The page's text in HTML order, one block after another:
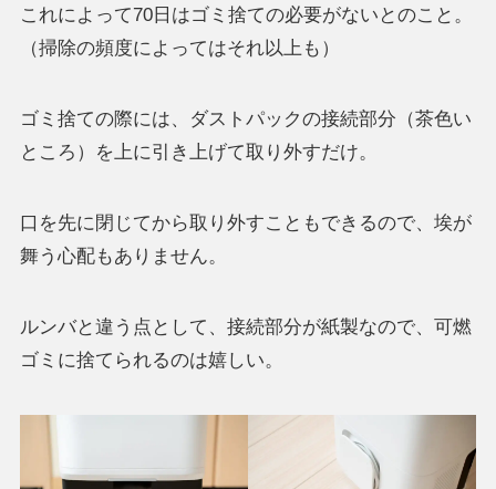
これによって70日はゴミ捨ての必要がないとのこと。
（掃除の頻度によってはそれ以上も）
ゴミ捨ての際には、ダストパックの接続部分（茶色い
ところ）を上に引き上げて取り外すだけ。
口を先に閉じてから取り外すこともできるので、埃が
舞う心配もありません。
ルンバと違う点として、接続部分が紙製なので、可燃
ゴミに捨てられるのは嬉しい。